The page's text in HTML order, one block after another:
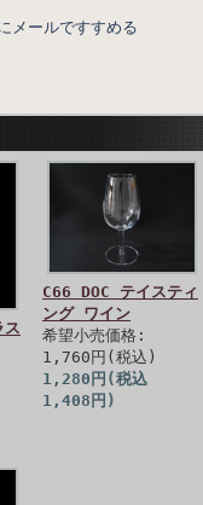
メールですすめる
ス
C66 DOC テイスティ
ング ワイン
希望小売価格:
1,760円(税込)
1,280円(税込
1,408円)